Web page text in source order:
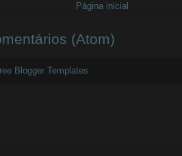
Página inicial
(Atom)
Blogger Templates